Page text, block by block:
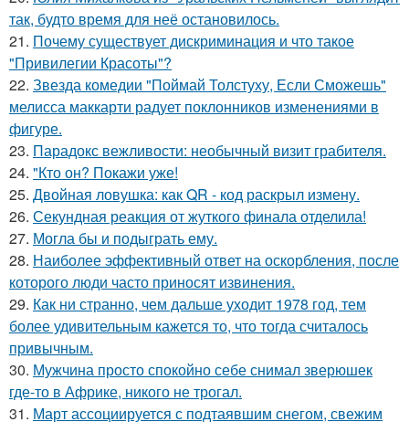
так, будто время для неё остановилось.
21. Почему существует дискриминация и что такое
"Привилегии Красоты"?
22. Звезда комедии "Поймай Толстуху, Если Сможешь"
мелисса маккарти радует поклонников изменениями в
фигуре.
23. Парадокс вежливости: необычный визит грабителя.
24. "Кто он? Покажи уже!
25. Двойная ловушка: как QR - код раскрыл измену.
26. Секундная реакция от жуткого финала отделила!
27. Могла бы и подыграть ему.
28. Наиболее эффективный ответ на оскорбления, после
которого люди часто приносят извинения.
29. Как ни странно, чем дальше уходит 1978 год, тем
более удивительным кажется то, что тогда считалось
привычным.
30. Мужчина просто спокойно себе снимал зверюшек
где-то в Африке, никого не трогал.
31. Март ассоциируется с подтаявшим снегом, свежим